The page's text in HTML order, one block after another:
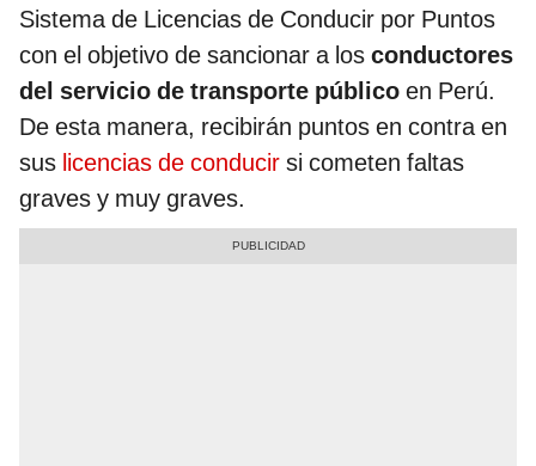
Sistema de Licencias de Conducir por Puntos
con el objetivo de sancionar a los conductores
del servicio de transporte público en Perú.
De esta manera, recibirán puntos en contra en
sus licencias de conducir si cometen faltas
graves y muy graves.